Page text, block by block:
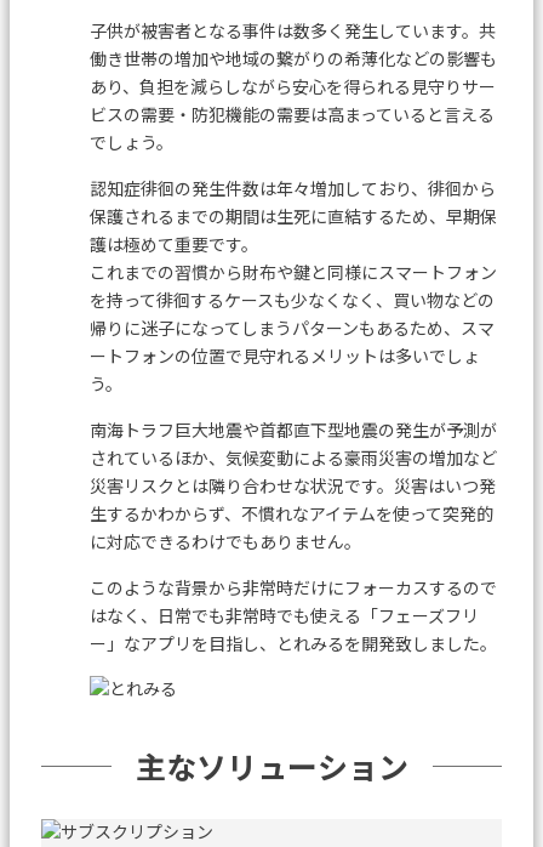
子供が被害者となる事件は数多く発生しています。共
働き世帯の増加や地域の繋がりの希薄化などの影響も
あり、 負担を減らしながら安心を得られる見守りサー
ビスの需要・防犯機能の需要は高まっていると言える
でしょう。
認知症徘徊の発生件数は年々増加しており、徘徊から
保護されるまでの期間は生死に直結するため、早期保
護は極めて重要です。
これまでの習慣から財布や鍵と同様にスマートフォン
を持って徘徊するケースも少なくなく、 買い物などの
帰りに迷子になってしまうパターンもあるため、スマ
ートフォンの位置で見守れるメリットは多いでしょ
う。
南海トラフ巨大地震や首都直下型地震の発生が予測が
されているほか、気候変動による豪雨災害の増加など
災害リスクとは隣り合わせな状況です。災害はいつ発
生するかわからず、不慣れなアイテムを使って突発的
に対応できるわけでもありません。
このような背景から非常時だけにフォーカスするので
はなく、日常でも非常時でも使える「フェーズフリ
ー」なアプリを目指し、 とれみるを開発致しました。
主なソリューション